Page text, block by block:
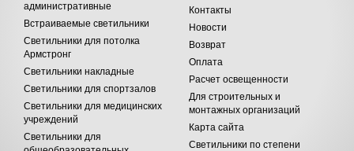
административные
Встраиваемые светильники
Светильники для потолка
Армстронг
Светильники накладные
Светильники для спортзалов
Светильники для медицинских
учреждений
Светильники для
Контакты
Новости
Возврат
Оплата
Расчет освещенности
Для строительных и
монтажных организаций
Карта сайта
Светильники по степени